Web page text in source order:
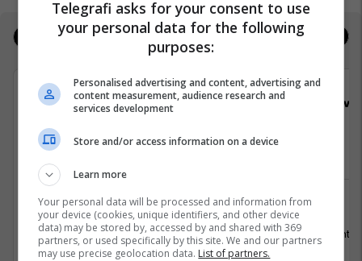
Real Estate
Viva Fresh Store
Pranues Malli
Ferizaj
19 Gusht 2026
31 Gusht
Telegrafi asks for your consent to use
your personal data for the following
purposes:
Personalised advertising and content, advertising and
content measurement, audience research and
services development
Store and/or access information on a device
Learn more
Your personal data will be processed and information from
your device (cookies, unique identifiers, and other device
data) may be stored by, accessed by and shared with 369
partners, or used specifically by this site. We and our partners
may use precise geolocation data. List of partners.